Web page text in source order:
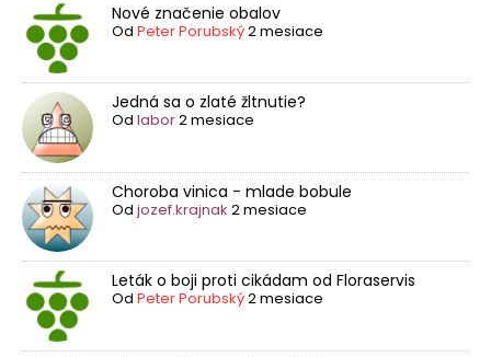
Nové značenie obalov
Od Peter Porubský2 mesiace
Jedná sa o zlaté žltnutie?
Od labor2 mesiace
Choroba vinica - mlade bobule
Od jozef.krajnak 2 mesiace
Leták o boji proti cikádam od Floraservis
Od Peter Porubský2 mesiace